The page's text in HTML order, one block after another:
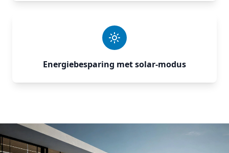
Energiebesparing met solar‑modus